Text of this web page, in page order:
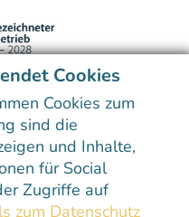
der kulinarischen
Cookies
Cookies zum
sind die
und Inhalte,
für Social
Zugriffe auf
zum Datenschutz